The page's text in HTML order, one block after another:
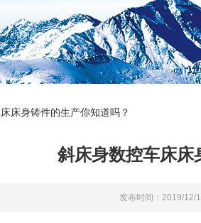
床身铸件的生产你知道吗？
斜床身数控车床床
发布时间：2019/12/